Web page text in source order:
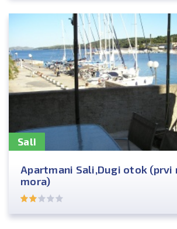
Sali
Apartmani Sali,Dugi otok (prvi
mora)